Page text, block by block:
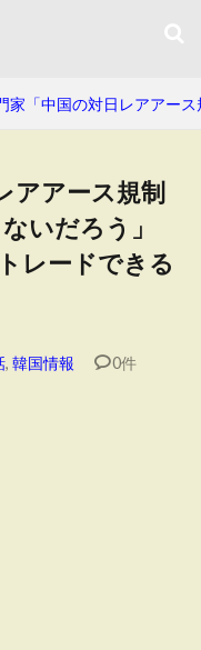
家「中国の対日レアアー
アアース規制
いだろう」
レードできる
, 韓国情報 0件